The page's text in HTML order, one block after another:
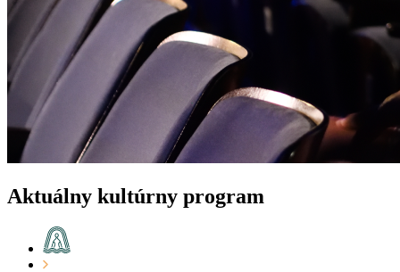
Aktuálny kultúrny program